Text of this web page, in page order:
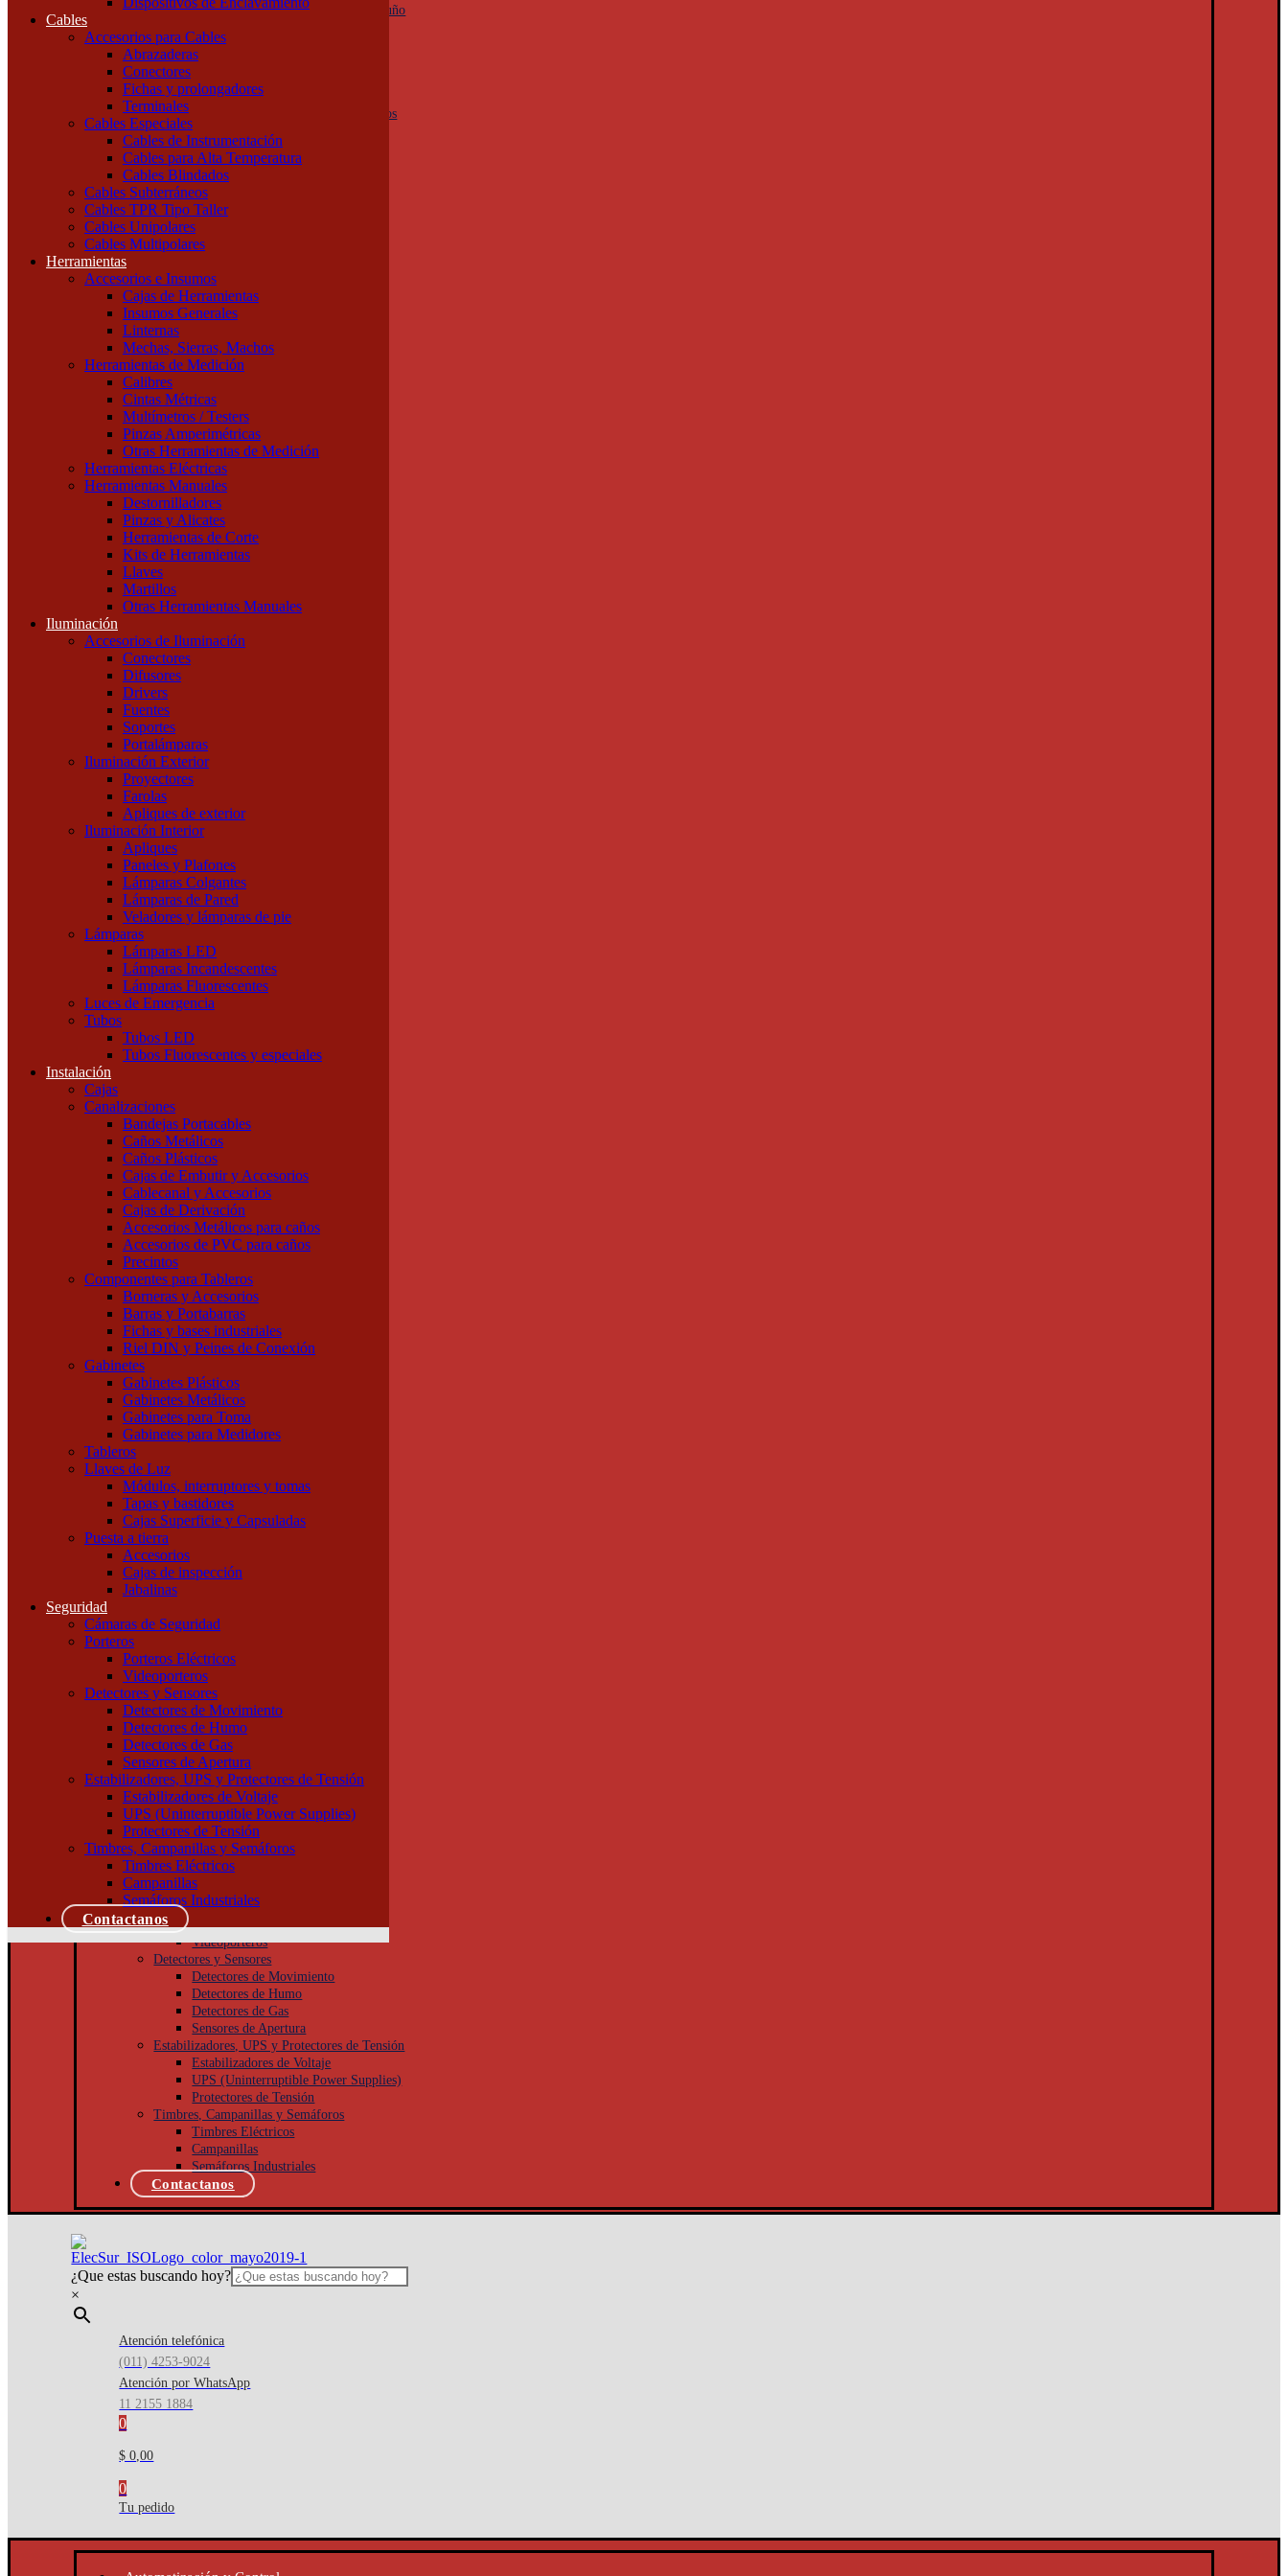
Cables
Accesorios para Cables
Abrazaderas
Conectores
Fichas y prolongadores
Terminales
Cables Especiales
Cables de Instrumentación
Cables para Alta Temperatura
Cables Blindados
Cables Subterráneos
Cables TPR Tipo Taller
Cables Unipolares
Cables Multipolares
Herramientas
Accesorios e Insumos
Cajas de Herramientas
Insumos Generales
Linternas
Mechas, Sierras, Machos
Herramientas de Medición
Calibres
Cintas Métricas
Multímetros / Testers
Pinzas Amperimétricas
Otras Herramientas de Medición
Herramientas Eléctricas
Herramientas Manuales
Destornilladores
Pinzas y Alicates
Herramientas de Corte
Kits de Herramientas
Llaves
Martillos
Otras Herramientas Manuales
Iluminación
Accesorios de Iluminación
Conectores
Difusores
Drivers
Fuentes
Soportes
Portalámparas
Iluminación Exterior
Proyectores
Farolas
Apliques de exterior
Iluminación Interior
Apliques
Paneles y Plafones
Lámparas Colgantes
Lámparas de Pared
Veladores y lámparas de pie
Lámparas
Lámparas LED
Lámparas Incandescentes
Lámparas Fluorescentes
Luces de Emergencia
Tubos
Tubos LED
Tubos Fluorescentes y especiales
Instalación
Cajas
Canalizaciones
Bandejas Portacables
Caños Metálicos
Caños Plásticos
Cajas de Embutir y Accesorios
Cablecanal y Accesorios
Cajas de Derivación
Accesorios Metálicos para caños
Accesorios de PVC para caños
Precintos
Componentes para Tableros
Borneras y Accesorios
Barras y Portabarras
Fichas y bases industriales
Riel DIN y Peines de Conexión
Gabinetes
Gabinetes Plásticos
Gabinetes Metálicos
Gabinetes para Toma
Gabinetes para Medidores
Tableros
Llaves de Luz
Módulos, interruptores y tomas
Tapas y bastidores
Cajas Superficie y Capsuladas
Puesta a tierra
Accesorios
Cajas de inspección
Jabalinas
Seguridad
Cámaras de Seguridad
Porteros
Porteros Eléctricos
Videoporteros
Detectores y Sensores
Detectores de Movimiento
Detectores de Humo
Detectores de Gas
Sensores de Apertura
Estabilizadores, UPS y Protectores de Tensión
Estabilizadores de Voltaje
UPS (Uninterruptible Power Supplies)
Protectores de Tensión
Timbres, Campanillas y Semáforos
Timbres Eléctricos
Campanillas
Semáforos Industriales
Contactanos
Botoneras, pulsadores y golpes de puño
Ojos de Buey
Selectoras
Dispositivos de Protección
Fusibles y descargadores atmosféricos
Termomagnéticas y diferenciales
Contactores
Guardamotores
Relés térmicos
Interruptores y seccionadores
Accesorios y Componentes
Borneras y Accesorios
Rieles y Soportes
Cables
Accesorios para Cables
Abrazaderas
Fichas y prolongadores
Terminales
Cables Especiales
Cables de Instrumentación
Cables para Alta Temperatura
Cables Blindados
Cables Subterráneos
Cables TPR Tipo Taller
Cables Unipolares
Cables Multipolares
Herramientas
Accesorios e Insumos
Cajas de Herramientas
Mechas, Sierras, Machos
Herramientas de Medición
Calibres
Herramientas Eléctricas
Herramientas Manuales
Destornilladores
Pinzas y Alicates
Kits de Herramientas
Llaves
Otras Herramientas Manuales
Iluminación
Accesorios de Iluminación
Conectores
Drivers
Fuentes
Soportes
Portalámparas
Proyectores
Farolas
Paneles y Plafones
Lámparas Colgantes
Lámparas de Pared
Veladores y lámparas de pie
Lámparas
Lámparas LED
Lámparas Incandescentes
Lámparas Fluorescentes
Luces de Emergencia
Tubos
Tubos LED
Tubos Fluorescentes y especiales
Instalación
Cajas
Canalizaciones
Bandejas Portacables
Caños Metálicos
Caños Plásticos
Cajas de Embutir y Accesorios
Accesorios Metálicos para caños
Accesorios de PVC para caños
Precintos
Componentes para Tableros
Borneras y Accesorios
Barras y Portabarras
Gabinetes
Gabinetes Plásticos
Gabinetes Metálicos
Gabinetes para Toma
Gabinetes para Medidores
Tableros
Llaves de Luz
Módulos, interruptores y tomas
Tapas y bastidores
Cajas Superficie y Capsuladas
Puesta a tierra
Accesorios
Cajas de inspección
Jabalinas
Seguridad
Cámaras de Seguridad
Porteros
Porteros Eléctricos
Videoporteros
Detectores y Sensores
Detectores de Movimiento
Detectores de Humo
Detectores de Gas
Sensores de Apertura
Estabilizadores, UPS y Protectores de Tensión
Estabilizadores de Voltaje
UPS (Uninterruptible Power Supplies)
Protectores de Tensión
Timbres, Campanillas y Semáforos
Timbres Eléctricos
Campanillas
Semáforos Industriales
Contactanos
¿Que estas buscando hoy?
×
Atención telefónica
(011) 4253-9024
Atención por WhatsApp
11 2155 1884
0
$ 0,00
0
Tu pedido